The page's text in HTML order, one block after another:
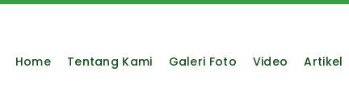
Home Tentang Kami Galeri Foto Video Artikel